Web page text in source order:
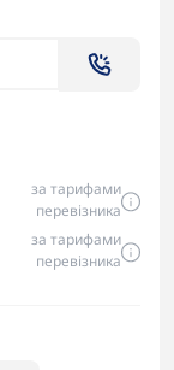
за тарифами
перевізника
за тарифами
перевізника